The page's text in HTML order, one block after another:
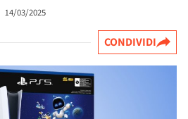
14/03/2025
CONDIVIDI